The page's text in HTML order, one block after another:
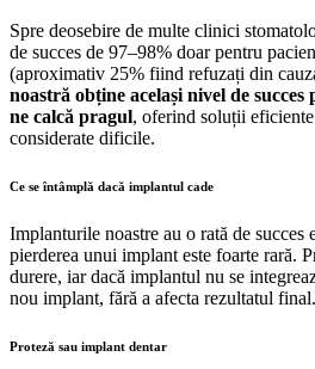
Spre deosebire de multe clinici
de succes de 97–98% doar pentru
(aproximativ 25% fiind refuzați din
noastră obține același nivel de
ne calcă pragul, oferind soluții
considerate dificile.
Ce se întâmplă dacă implantul cade
Implanturile noastre au o rată de succes
pierderea unui implant este foarte rară.
durere, iar dacă implantul nu se
nou implant, fără a afecta rezultatul final.
Proteză sau implant dentar